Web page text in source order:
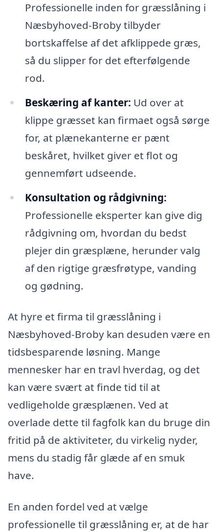
Professionelle inden for græsslåning i
Næsbyhoved-Broby tilbyder
bortskaffelse af det afklippede græs,
så du slipper for det efterfølgende
rod.
Beskæring af kanter: Ud over at
klippe græsset kan firmaet også sørge
for, at plænekanterne er pænt
beskåret, hvilket giver et flot og
gennemført udseende.
Konsultation og rådgivning:
Professionelle eksperter kan give dig
rådgivning om, hvordan du bedst
plejer din græsplæne, herunder valg
af den rigtige græsfrøtype, vanding
og gødning.
At hyre et firma til græsslåning i
Næsbyhoved-Broby kan desuden være en
tidsbesparende løsning. Mange
mennesker har en travl hverdag, og det
kan være svært at finde tid til at
vedligeholde græsplænen. Ved at
overlade dette til fagfolk kan du bruge din
fritid på de aktiviteter, du virkelig nyder,
mens du stadig får glæde af en smuk
have.
En anden fordel ved at vælge
professionelle til græsslåning er, at de har